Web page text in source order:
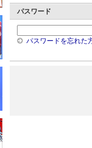
パスワード
パスワードを忘れた